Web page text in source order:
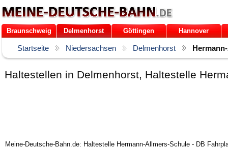
Braunschweig Delmenhorst Göttingen Hannover
Startseite Niedersachsen Delmenhorst
Haltestellen in Delmenhorst, Haltestelle
Meine-Deutsche-Bahn.de: Haltestelle Hermann-Allmers-Schule - DB